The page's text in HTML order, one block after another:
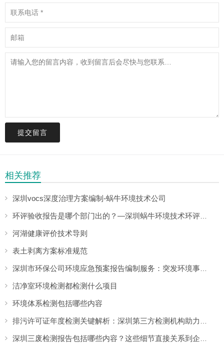
提交留言
相关推荐
深圳vocs深度治理方案编制-蜗牛环境技术公司
河湖健康评价技术导则
表土剥离方案标准规范
洁净室环境检测都检测什么项目
环境体系检测包括哪些内容